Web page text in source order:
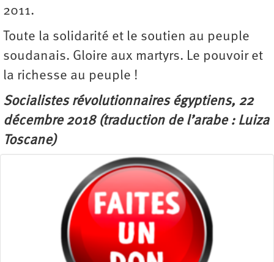
2011.
Toute la solidarité et le soutien au peuple
soudanais. Gloire aux ­martyrs. Le pouvoir et
la richesse au peuple !
Socialistes révolutionnaires égyptiens, 22
décembre 2018 (traduction de l’arabe : Luiza
Toscane)